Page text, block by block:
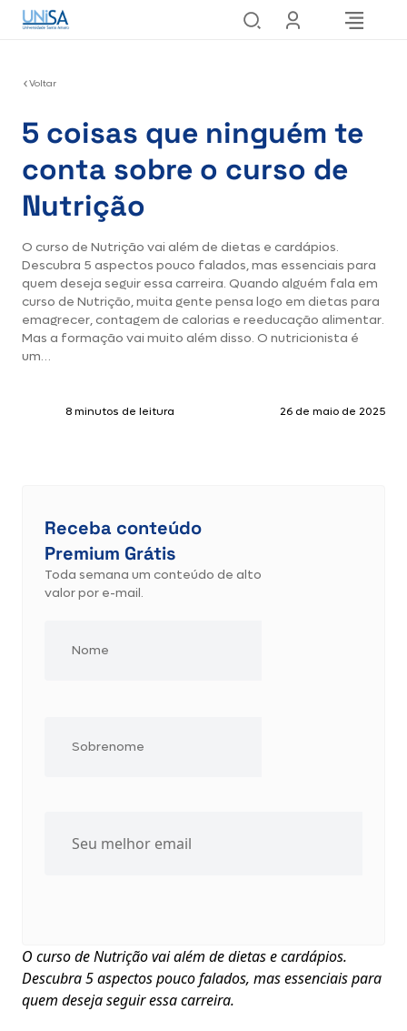
Voltar
5 coisas que ninguém te
conta sobre o curso de
Nutrição
O curso de Nutrição vai além de dietas e cardápios.
Descubra 5 aspectos pouco falados, mas essenciais para
quem deseja seguir essa carreira. Quando alguém fala em
curso de Nutrição, muita gente pensa logo em dietas para
emagrecer, contagem de calorias e reeducação alimentar.
Mas a formação vai muito além disso. O nutricionista é
um…
8 minutos de leitura 26 de maio de 2025
O curso de Nutrição vai além de dietas e cardápios.
Descubra 5 aspectos pouco falados, mas essenciais para
quem deseja seguir essa carreira.
Receba conteúdo
Premium Grátis
Toda semana um conteúdo de alto
valor por e-mail.